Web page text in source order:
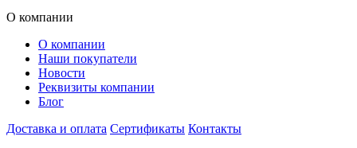
О компании
О компании
Наши покупатели
Новости
Реквизиты компании
Блог
Доставка и оплата Сертификаты Контакты